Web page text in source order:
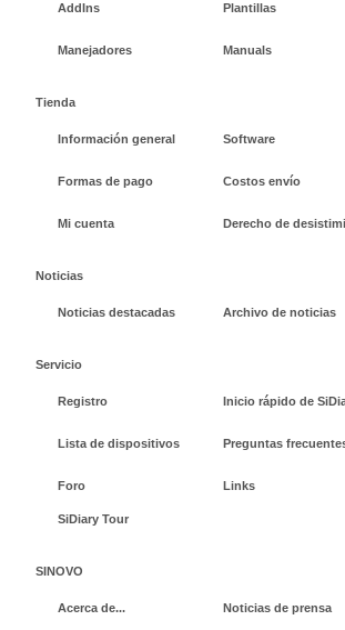
AddIns Plantillas
Manejadores Manuals
Tienda
Información general Software
Formas de pago Costos envío
Mi cuenta Derecho de
Noticias
Noticias destacadas Archivo de noticias
Servicio
Registro Inicio rápido de
Lista de dispositivos Preguntas
Foro Links
SiDiary Tour
SINOVO
Acerca de... Noticias de prensa